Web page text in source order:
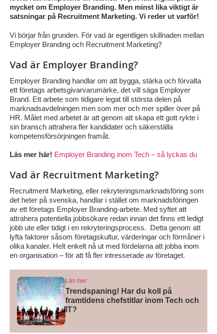
arbetsgivarvarumärke, arbeta datadrivet med
kandidatinsikter och skapa relevant innehåll som
väcker intresse över tid.
mycket om Employer Branding. Men minst lika viktigt är
satsningar på Recruitment Marketing. Vi reder ut varför!
Vi börjar från grunden. För vad är egentligen skillnaden mellan
Employer Branding och Recruitment Marketing?
Vad är Employer Branding?
Employer Branding handlar om att bygga, stärka och förvalta
ett företags arbetsgivarvarumärke, det vill säga Employer
Brand. Ett arbete som tidigare legat till största delen på
marknadsavdelningen men som mer och mer spiller över på
HR. Målet med arbetet är att genom att skapa ett gott rykte i
sin bransch attrahera fler kandidater och säkerställa
kompetensförsörjningen framåt.
Läs mer här! Employer Branding inom Tech – så lyckas du
Vad är Recruitment Marketing?
Recruitment Marketing, eller rekryteringsmarknadsföring som
det heter på svenska, handlar i stället om marknadsföringen
av ett företags Employer Branding-arbete. Med syftet att
attrahera potentiella jobbsökare redan innan det finns ett ledigt
jobb ute eller tidigt i en rekryteringsprocess. Detta genom att
lyfta faktorer såsom företagskultur, värderingar och förmåner i
olika kanaler. Helt enkelt nå ut med fördelarna att jobba inom
en organisation – för att få fler intresserade av företaget.
Läs mer
Trendspaning! Har du koll på
framtidens chefstitlar inom Tech och
IT?